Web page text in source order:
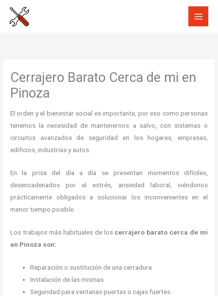
Cerrajero Barato Cerca de mi en
Pinoza
El orden y el bienestar social es importante, por eso como personas
tenemos la necesidad de mantenernos a salvo, con sistemas o
circuitos avanzados de seguridad en los hogares, empresas,
edificios, industrias y autos.
En la prisa del día a día se presentan momentos difíciles,
desencadenados por el estrés, ansiedad laboral, viéndonos
prácticamente obligados a solucionar los inconvenientes en el
menor tiempo posible.
Los trabajos más habituales de los cerrajero barato cerca de mi
en Pinoza son:
Reparación o sustitución de una cerradura
Instalación de las mismas
Seguridad para ventanas puertas o cajas fuertes